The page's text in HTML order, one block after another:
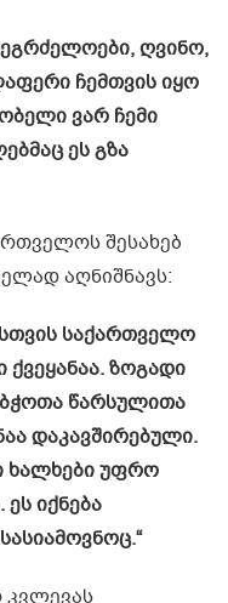
ღვინო,
ჩემთვის იყო
ვარ ჩემი
ეს გზა
შესახებ
აღნიშნავს:
საქართველო
ზოგადი
წარსულითა
დაკავშირებული.
ხალხები უფრო
იქნება